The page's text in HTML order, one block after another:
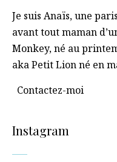
Je suis Anaïs, une
avant tout maman
Monkey, né au
aka Petit Lion né en
Contactez-moi
Instagram